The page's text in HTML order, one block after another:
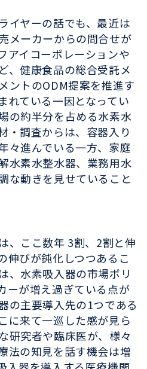
イヤーの話でも、最近は
メーカーからの問合せが
アイコーポレーションや
、健康食品の総合受託メ
ントのODM提案を推進す
れている一因となってい
の約半分を占める水素水
・調査からは、容器入り
々進んでいる一方、家庭
水素水整水器、業務用水
な動きを見せていること
、ここ数年 3割、2割と伸
伸びが鈍化しつつあるこ
、水素吸入器の市場ボリ
ーが増え過ぎている点が
の主要導入先の1つである
に来て一巡した感が見ら
研究者や臨床医が、様々
法の知見を話す機会は増